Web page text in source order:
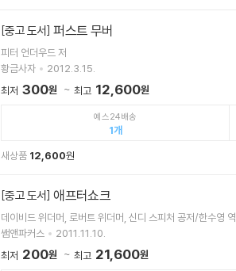
[중고 도서] 퍼스트 무버
피터 언더우드 저
황금사자
2012.3.15.
최저 300원 최고 12,600원
예스24배송
1
새상품 12,600원
[중고 도서] 애프터쇼크
데이비드 위더머, 로버트 위더머, 신디 스피처 공저/한수영 역
쌤앤파커스
2011.11.10.
최저 200원 최고 21,600원